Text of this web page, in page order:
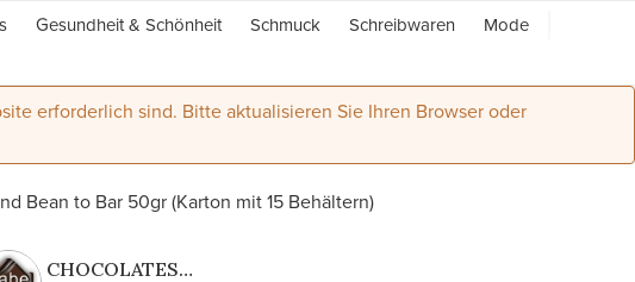
Gesundheit & Schönheit Schmuck Schreibwaren
Mode
erforderlich sind. Bitte aktualisieren Sie Ihren Browser oder
Bean to Bar 50gr (Karton mit 15 Behältern)
CHOCOLATES